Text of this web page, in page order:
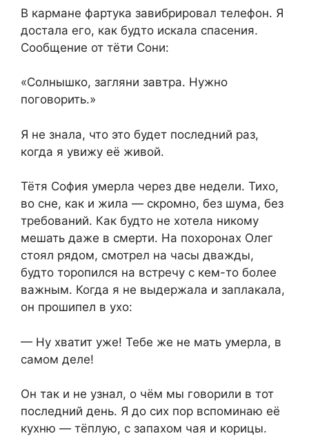
В кармане фартука завибрировал телефон. Я
достала его, как будто искала спасения.
Сообщение от тёти Сони:
«Солнышко, загляни завтра. Нужно
поговорить.»
Я не знала, что это будет последний раз,
когда я увижу её живой.
Тётя София умерла через две недели. Тихо,
во сне, как и жила — скромно, без шума, без
требований. Как будто не хотела никому
мешать даже в смерти. На похоронах Олег
стоял рядом, смотрел на часы дважды,
будто торопился на встречу с кем-то более
важным. Когда я не выдержала и заплакала,
он прошипел в ухо:
— Ну хватит уже! Тебе же не мать умерла, в
самом деле!
Он так и не узнал, о чём мы говорили в тот
последний день. Я до сих пор вспоминаю её
кухню — тёплую, с запахом чая и корицы.